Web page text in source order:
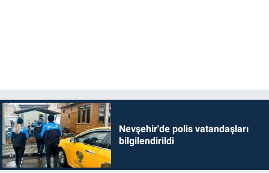
Nevşehir'de polis vatandaşları
bilgilendirildi